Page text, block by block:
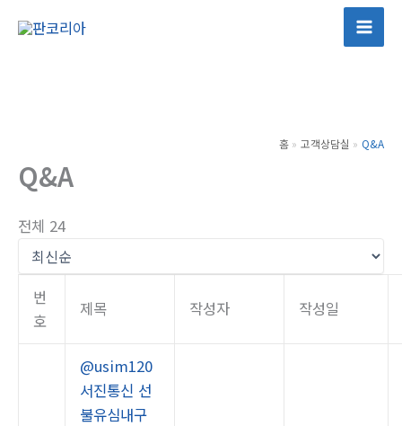
Main
홈 고객상담실 Q&A
Q&A
전체 24
번
호
제목 작성자 작성일
@usim120
서진통신 선
불유심내구